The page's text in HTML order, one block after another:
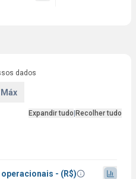
dados
Máx
Expandir tudo Recolher tudo
- (R$)